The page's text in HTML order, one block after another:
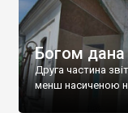
Богом дана
Друга частина
менш насиченою